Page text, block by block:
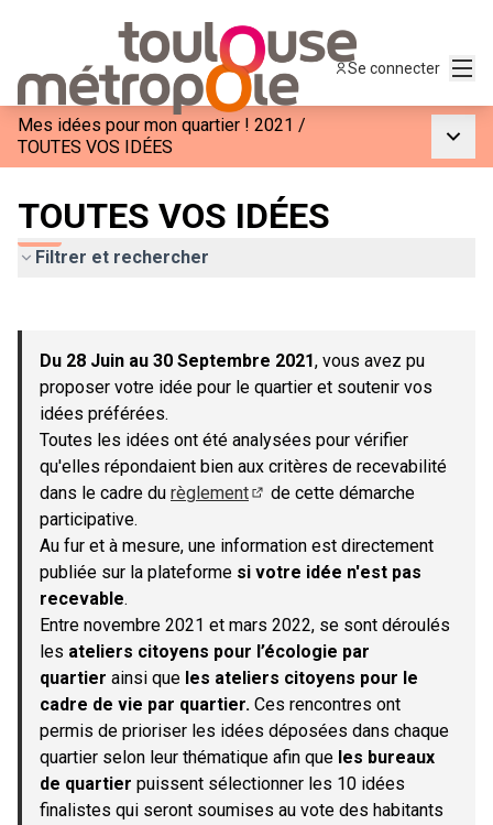
Se connecter
Mes idées pour mon quartier ! 2021 /
TOUTES VOS IDÉES
TOUTES VOS IDÉES
Filtrer et rechercher
−
Du 28 Juin au 30 Septembre 2021, vous avez pu
proposer votre idée pour le quartier et soutenir vos
idées préférées.
Toutes les idées ont été analysées pour vérifier
qu'elles répondaient bien aux critères de recevabilité
dans le cadre du règlement
de cette démarche
participative.
Au fur et à mesure, une information est directement
publiée sur la plateforme si votre idée n'est pas
recevable.
Entre novembre 2021 et mars 2022, se sont déroulés
les ateliers citoyens pour l’écologie par
quartier ainsi que les ateliers citoyens pour le
cadre de vie par quartier. Ces rencontres ont
permis de prioriser les idées déposées dans chaque
quartier selon leur thématique afin que les bureaux
de quartier puissent sélectionner les 10 idées
finalistes qui seront soumises au vote des habitants